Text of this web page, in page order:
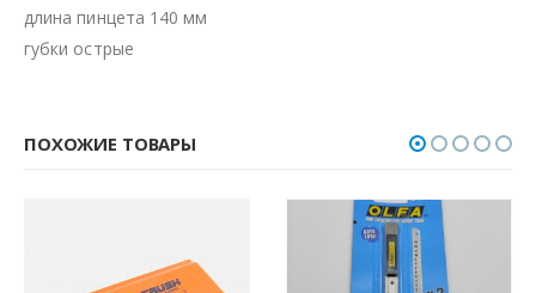
длина пинцета 140 мм
губки острые
ПОХОЖИЕ ТОВАРЫ